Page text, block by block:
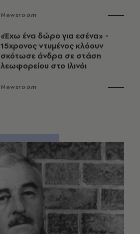
Newsroom
«Έχω ένα δώρο για εσένα» -
15χρονος ντυμένος κλόουν
σκότωσε άνδρα σε στάση
λεωφορείου στο Ιλινόι
Newsroom